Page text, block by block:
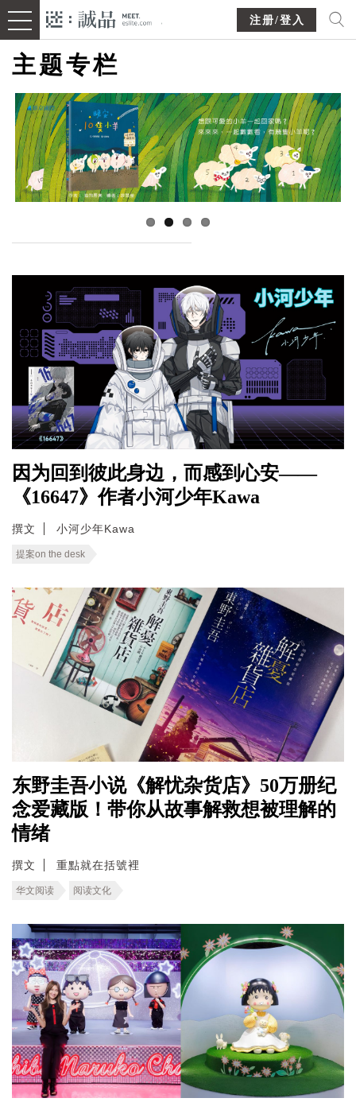
注册/登入
主题专栏
因为回到彼此身边，而感到心安——
《16647》作者小河少年Kawa
撰文 小河少年Kawa
提案on the desk
东野圭吾小说《解忧杂货店》50万册纪
念爱藏版！带你从故事解救想被理解的
情绪
撰文 重點就在括號裡
华文阅读 阅读文化